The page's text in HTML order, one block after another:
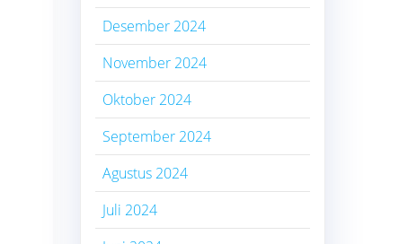
Desember 2024
November 2024
Oktober 2024
September 2024
Agustus 2024
Juli 2024